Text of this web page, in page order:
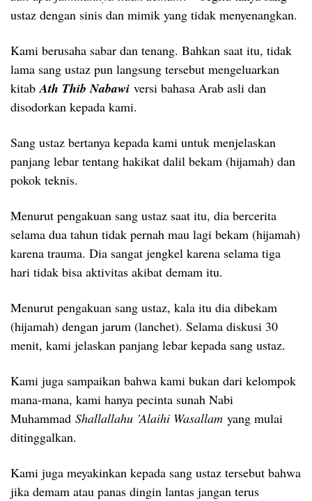
ustaz dengan sinis dan mimik yang tidak menyenangkan.
Kami berusaha sabar dan tenang. Bahkan saat itu, tidak
lama sang ustaz pun langsung tersebut mengeluarkan
kitabAth Thib Nabawi versi bahasa Arab asli dan
disodorkan kepada kami.
Sang ustaz bertanya kepada kami untuk menjelaskan
panjang lebar tentang hakikat dalil bekam (hijamah) dan
pokok teknis.
Menurut pengakuan sang ustaz saat itu, dia bercerita
selama dua tahun tidak pernah mau lagi bekam (hijamah)
karena trauma. Dia sangat jengkel karena selama tiga
hari tidak bisa aktivitas akibat demam itu.
Menurut pengakuan sang ustaz, kala itu dia dibekam
(hijamah) dengan jarum (lanchet). Selama diskusi 30
menit, kami jelaskan panjang lebar kepada sang ustaz.
Kami juga sampaikan bahwa kami bukan dari kelompok
mana-mana, kami hanya pecinta sunah Nabi
Muhammad Shallallahu ’Alaihi Wasallam yang mulai
ditinggalkan.
Kami juga meyakinkan kepada sang ustaz tersebut bahwa
jika demam atau panas dingin lantas jangan terus